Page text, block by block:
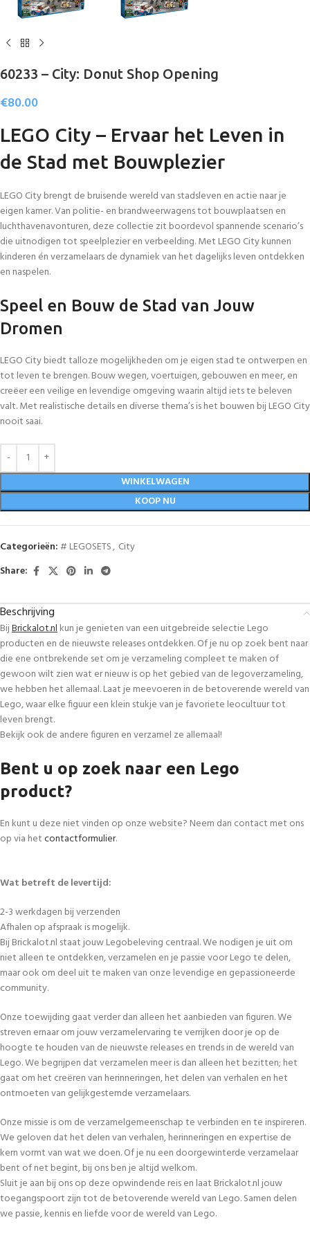
60233 – City: Donut Shop Opening
€80.00
LEGO City – Ervaar het Leven in
de Stad met Bouwplezier
LEGO City brengt de bruisende wereld van stadsleven en actie naar je
eigen kamer. Van politie- en brandweerwagens tot bouwplaatsen en
luchthavenavonturen, deze collectie zit boordevol spannende scenario’s
die uitnodigen tot speelplezier en verbeelding. Met LEGO City kunnen
kinderen én verzamelaars de dynamiek van het dagelijks leven ontdekken
en naspelen.
Speel en Bouw de Stad van Jouw
Dromen
LEGO City biedt talloze mogelijkheden om je eigen stad te ontwerpen en
tot leven te brengen. Bouw wegen, voertuigen, gebouwen en meer, en
creëer een veilige en levendige omgeving waarin altijd iets te beleven
valt. Met realistische details en diverse thema’s is het bouwen bij LEGO City
nooit saai.
WINKELWAGEN
KOOP NU
Categorieën:# LEGOSETS, City
Share:
Beschrijving
BijBrickalot.nlkun je genieten van een uitgebreide selectie Lego
producten en de nieuwste releases ontdekken. Of je nu op zoek bent naar
die ene ontbrekende set om je verzameling compleet te maken of
gewoon wilt zien wat er nieuw is op het gebied van de legoverzameling,
we hebben het allemaal. Laat je meevoeren in de betoverende wereld van
Lego, waar elke figuur een klein stukje van je favoriete leocultuur tot
leven brengt.
Bekijk ook de andere figuren en verzamel ze allemaal!
Bent u op zoek naar een Lego
product?
En kunt u deze niet vinden op onze website? Neem dan contact met ons
op via hetcontactformulier.
Wat betreft de levertijd:
2-3 werkdagen bij verzenden
Afhalen op afspraak is mogelijk.
Bij Brickalot.nl staat jouw Legobeleving centraal. We nodigen je uit om
niet alleen te ontdekken, verzamelen en je passie voor Lego te delen,
maar ook om deel uit te maken van onze levendige en gepassioneerde
community.
Onze toewijding gaat verder dan alleen het aanbieden van figuren. We
streven ernaar om jouw verzamelervaring te verrijken door je op de
hoogte te houden van de nieuwste releases en trends in de wereld van
Lego. We begrijpen dat verzamelen meer is dan alleen het bezitten; het
gaat om het creëren van herinneringen, het delen van verhalen en het
ontmoeten van gelijkgestemde verzamelaars.
Onze missie is om de verzamelgemeenschap te verbinden en te inspireren.
We geloven dat het delen van verhalen, herinneringen en expertise de
kern vormt van wat we doen. Of je nu een doorgewinterde verzamelaar
bent of net begint, bij ons ben je altijd welkom.
Sluit je aan bij ons op deze opwindende reis en laat Brickalot.nl jouw
toegangspoort zijn tot de betoverende wereld van Lego. Samen delen
we passie, kennis en liefde voor de wereld van Lego.